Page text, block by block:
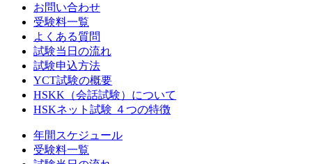
お問い合わせ
受験料一覧
よくある質問
試験当日の流れ
試験申込方法
YCT試験の概要
HSKK（会話試験）について
HSKネット試験 ４つの特徴
年間スケジュール
受験料一覧